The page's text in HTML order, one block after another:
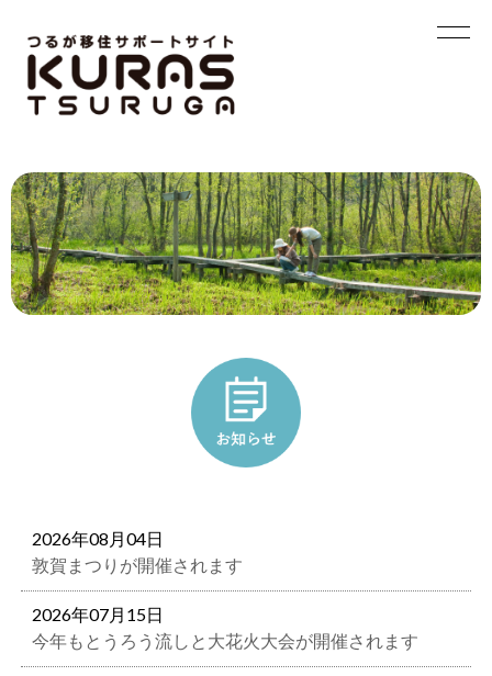
2026年08月04日
敦賀まつりが開催されます
2026年07月15日
今年もとうろう流しと大花火大会が開催されます